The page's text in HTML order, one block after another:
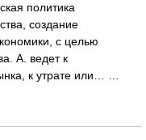
политика
создание
с целью
А. ведет к
к утрате или… …